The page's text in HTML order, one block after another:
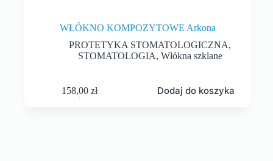
WŁÓKNO KOMPOZYTOWE Arkona
PROTETYKA STOMATOLOGICZNA,
STOMATOLOGIA, Włókna szklane
158,00zł Dodaj do koszyka